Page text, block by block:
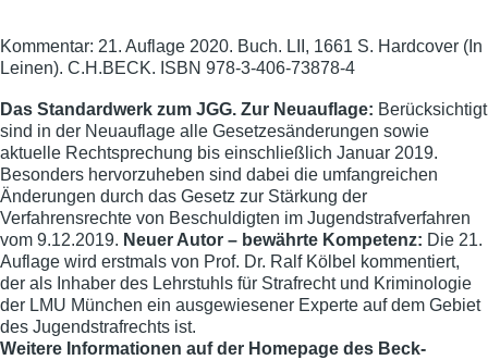
Kommentar: 21. Auflage 2020. Buch. LII, 1661 S. Hardcover (In
Leinen). C.H.BECK. ISBN 978-3-406-73878-4
Das Standardwerk zum JGG. Zur Neuauflage: Berücksichtigt
sind in der Neuauflage alle Gesetzesänderungen sowie
aktuelle Rechtsprechung bis einschließlich Januar 2019.
Besonders hervorzuheben sind dabei die umfangreichen
Änderungen durch das Gesetz zur Stärkung der
Verfahrensrechte von Beschuldigten im Jugendstrafverfahren
vom 9.12.2019. Neuer Autor – bewährte Kompetenz: Die 21.
Auflage wird erstmals von Prof. Dr. Ralf Kölbel kommentiert,
der als Inhaber des Lehrstuhls für Strafrecht und Kriminologie
der LMU München ein ausgewiesener Experte auf dem Gebiet
des Jugendstrafrechts ist.
Weitere Informationen auf der Homepage des Beck-